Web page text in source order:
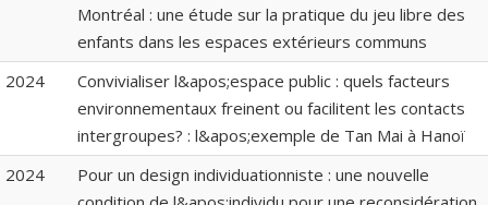
Montréal : une étude sur la pratique du jeu libre des
enfants dans les espaces extérieurs communs
2024
Convivialiser l&apos;espace public : quels facteurs
environnementaux freinent ou facilitent les contacts
intergroupes? : l&apos;exemple de Tan Mai à Hanoï
2024
Pour un design individuationniste : une nouvelle